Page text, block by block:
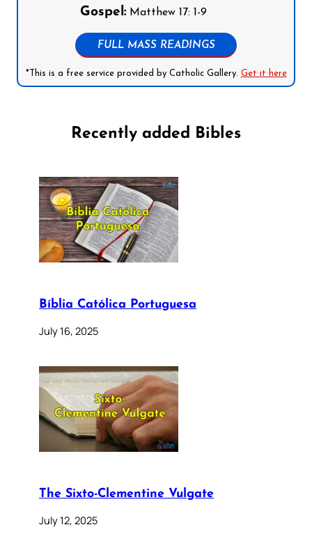
Gospel:Matthew 17: 1-9
FULL MASS READINGS
*This is a free service provided by Catholic Gallery. Get it here
Recently added Bibles
Bíblia Católica Portuguesa
July 16, 2025
The Sixto-Clementine Vulgate
July 12, 2025